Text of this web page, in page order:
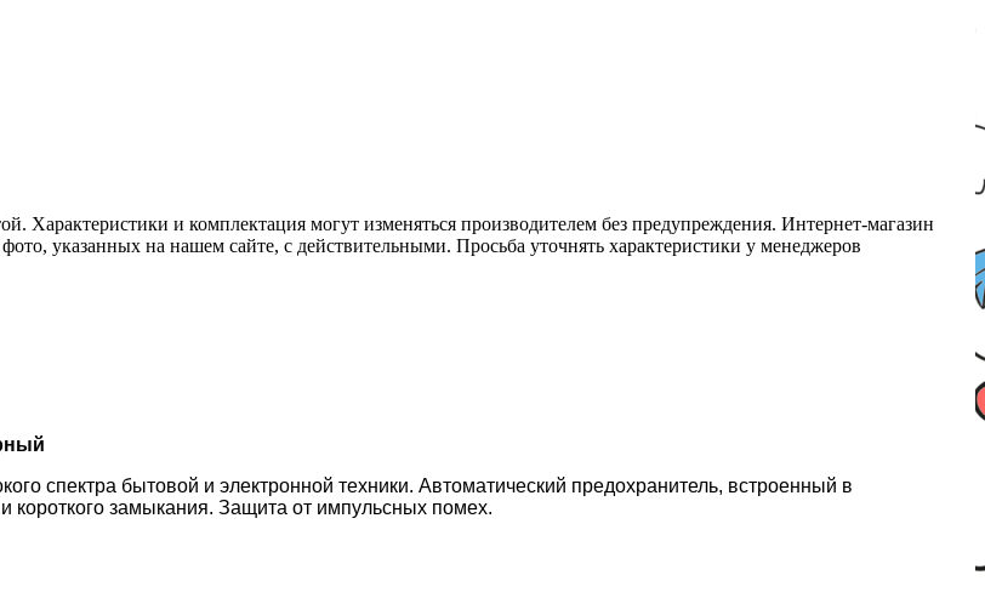
Характеристики и комплектация могут изменяться производителем без предупреждения. Интернет-магазин
фото, указанных на нашем сайте, с действительными. Просьба уточнять характеристики у менеджеров
спектра бытовой и электронной техники. Автоматический предохранитель, встроенный в
короткого замыкания. Защита от импульсных помех.